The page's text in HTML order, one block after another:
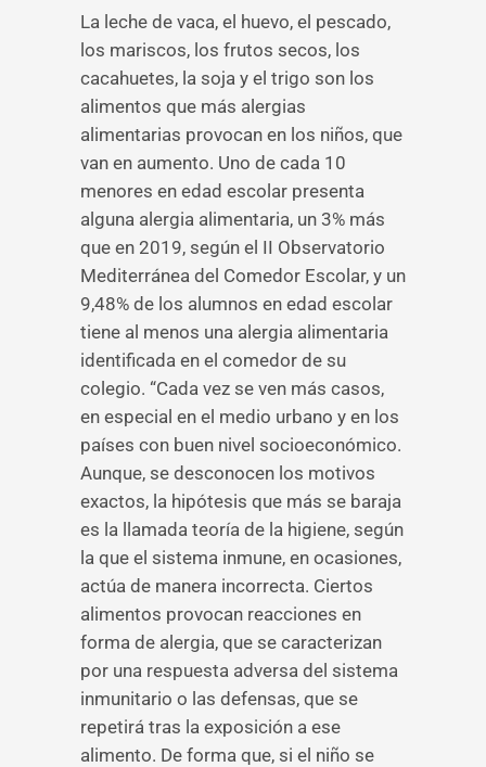
La leche de vaca, el huevo, el pescado,
los mariscos, los frutos secos, los
cacahuetes, la soja y el trigo son los
alimentos que más alergias
alimentarias provocan en los niños, que
van en aumento. Uno de cada 10
menores en edad escolar presenta
alguna alergia alimentaria, un 3% más
que en 2019, según el II Observatorio
Mediterránea del Comedor Escolar, y un
9,48% de los alumnos en edad escolar
tiene al menos una alergia alimentaria
identificada en el comedor de su
colegio. “Cada vez se ven más casos,
en especial en el medio urbano y en los
países con buen nivel socioeconómico.
Aunque, se desconocen los motivos
exactos, la hipótesis que más se baraja
es la llamada teoría de la higiene, según
la que el sistema inmune, en ocasiones,
actúa de manera incorrecta. Ciertos
alimentos provocan reacciones en
forma de alergia, que se caracterizan
por una respuesta adversa del sistema
inmunitario o las defensas, que se
repetirá tras la exposición a ese
alimento. De forma que, si el niño se